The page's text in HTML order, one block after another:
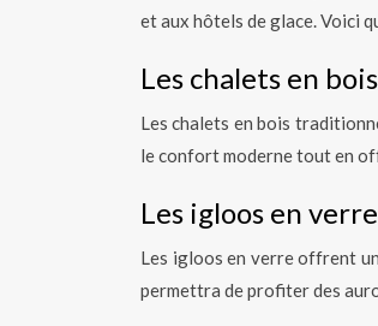
et aux hôtels de glace. Voici
Les chalets en
Les chalets en bois
le confort moderne tout en
Les igloos en verre
Les igloos en verre offrent
permettra de profiter des